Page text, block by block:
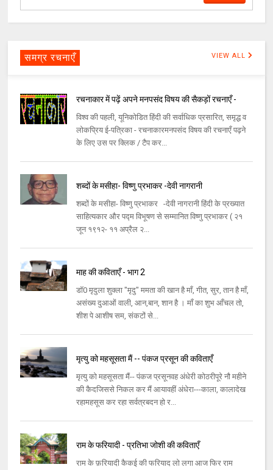
समग्र रचनाएँ VIEW ALL
रचनाकार में पढ़ें अपने मनपसंद विषय की सैकड़ों रचनाएँ -
विश्व की पहली, यूनिकोडित हिंदी की सर्वाधिक प्रसारित, समृद्ध व
लोकप्रिय ई-पत्रिका - रचनाकारमनपसंद विषय की रचनाएँ पढ़ने
के लिए उस पर क्लिक / टैप कर...
शब्दों के मसीहा- विष्णु प्रभाकर -देवी नागरानी
शब्दों के मसीहा- विष्णु प्रभाकर -देवी नागरानी हिंदी के प्रख्यात
साहित्यकार और पद्म विभूषण से सम्मानित विष्णु प्रभाकर ( २१
जून १९१२- ११ अप्रैल २...
माह की कविताएँ - भाग 2
डॉ0 मृदुला शुक्ला "मृदु" ममता की खान है माँ, गीत, सुर, तान है माँ,
असंख्य दुआओं वाली, आन,बान, शान है । माँ का शुभ आँचल तो,
शीश पे आशीष सम, संकटों से...
मृत्यु को महसूसता मैं -- पंकज प्रसून की कविताएँ
मृत्यु को महसूसता मैं-- पंकज प्रसूनवह अंधेरी कोठरीपूरे नौ महीने
की कैदजिससे निकल कर मैं आयावहीं अंधेरा---काला, कालादेख
रहामहसूस कर रहा सर्वत्रबदन हो र...
राम के फरियादी - प्रतिभा जोशी की कविताएँ
राम के फ़रियादी कैकई की फरियाद लो लगा आज फिर राम